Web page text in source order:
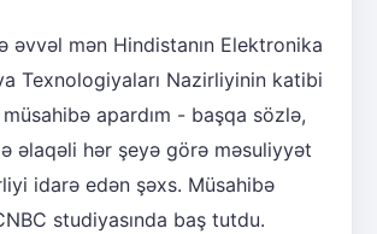
əvvəl mən Hindistanın Elektronika
Texnologiyaları Nazirliyinin katibi
apardım - başqa sözlə,
əlaqəli hər şeyə görə məsuliyyət
idarə edən şəxs. Müsahibə
studiyasında baş tutdu.